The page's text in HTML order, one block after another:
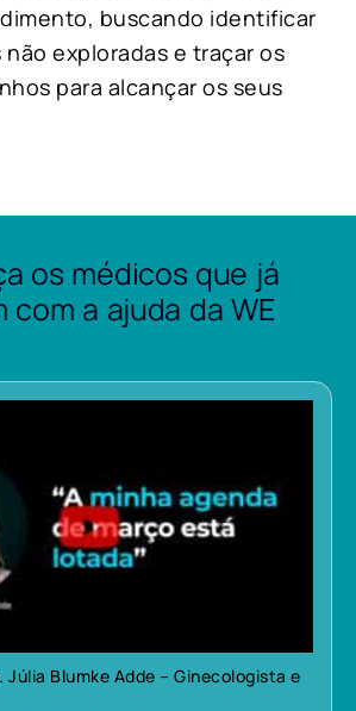
buscando identificar
exploradas e traçar os
para alcançar os seus
os médicos que já
com a ajuda da WE
Júlia Blumke Adde – Ginecologista e